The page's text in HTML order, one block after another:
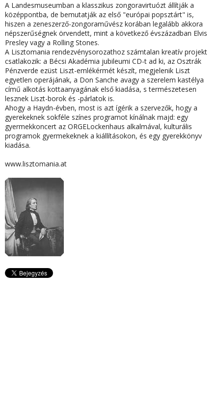
A Landesmuseumban a klasszikus zongoravirtuózt állítják a
középpontba, de bemutatják az első "európai popsztárt" is,
hiszen a zeneszerző-zongoraművész korában legalább akkora
népszerűségnek örvendett, mint a következő évszázadban Elvis
Presley vagy a Rolling Stones.
A Lisztomania rendezvénysorozathoz számtalan kreatív projekt
csatlakozik: a Bécsi Akadémia jubileumi CD-t ad ki, az Osztrák
Pénzverde ezüst Liszt-emlékérmét készít, megjelenik Liszt
egyetlen operájának, a Don Sanche avagy a szerelem kastélya
című alkotás kottaanyagának első kiadása, s természetesen
lesznek Liszt-borok és -párlatok is.
Ahogy a Haydn-évben, most is azt ígérik a szervezők, hogy a
gyerekeknek sokféle színes programot kínálnak majd: egy
gyermekkoncert az ORGELockenhaus alkalmával, kulturális
programok gyermekeknek a kiállításokon, és egy gyerekkönyv
kiadása.
www.lisztomania.at